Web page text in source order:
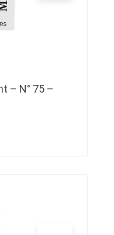
– N° 75 –